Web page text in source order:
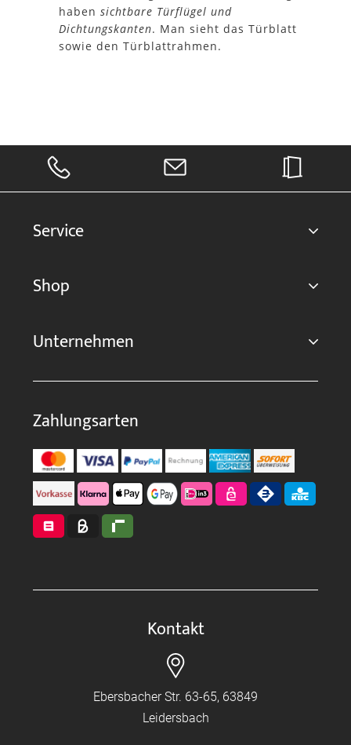
haben sichtbare Türflügel und
Dichtungskanten. Man sieht das Türblatt
sowie den Türblattrahmen.
Service
Shop
Unternehmen
Zahlungsarten
Kontakt
Ebersbacher Str. 63-65, 63849
Leidersbach